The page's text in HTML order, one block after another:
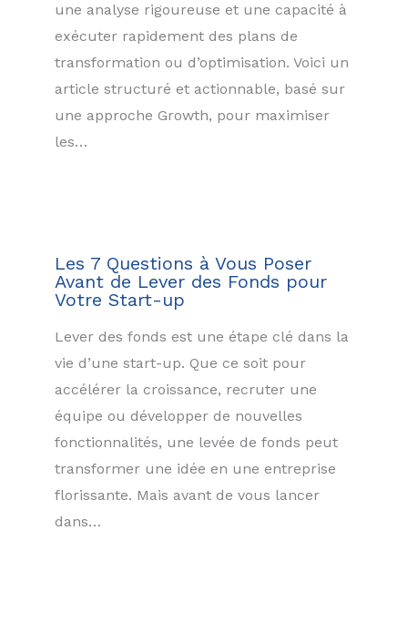
une analyse rigoureuse et une capacité à
exécuter rapidement des plans de
transformation ou d’optimisation. Voici un
article structuré et actionnable, basé sur
une approche Growth, pour maximiser
les…
Les 7 Questions à Vous Poser
Avant de Lever des Fonds pour
Votre Start-up
Lever des fonds est une étape clé dans la
vie d’une start-up. Que ce soit pour
accélérer la croissance, recruter une
équipe ou développer de nouvelles
fonctionnalités, une levée de fonds peut
transformer une idée en une entreprise
florissante. Mais avant de vous lancer
dans…